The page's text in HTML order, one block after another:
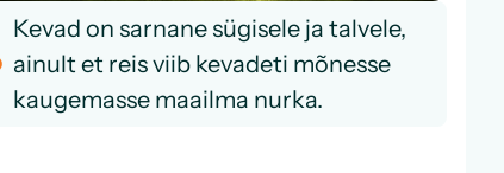
Kevad on sarnane sügisele ja talvele,
ainult et reis viib kevadeti mõnesse
kaugemasse maailma nurka.